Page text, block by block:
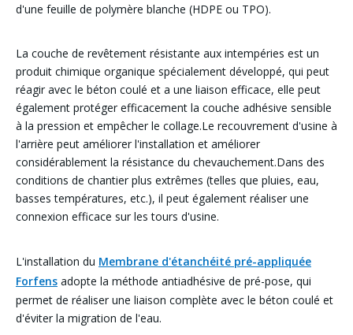
d'une feuille de polymère blanche (HDPE ou TPO).
La couche de revêtement résistante aux intempéries est un
produit chimique organique spécialement développé, qui peut
réagir avec le béton coulé et a une liaison efficace, elle peut
également protéger efficacement la couche adhésive sensible
à la pression et empêcher le collage.Le recouvrement d'usine à
l'arrière peut améliorer l'installation et améliorer
considérablement la résistance du chevauchement.Dans des
conditions de chantier plus extrêmes (telles que pluies, eau,
basses températures, etc.), il peut également réaliser une
connexion efficace sur les tours d'usine.
L'installation du Membrane d'étanchéité pré-appliquée
Forfens adopte la méthode antiadhésive de pré-pose, qui
permet de réaliser une liaison complète avec le béton coulé et
d'éviter la migration de l'eau.